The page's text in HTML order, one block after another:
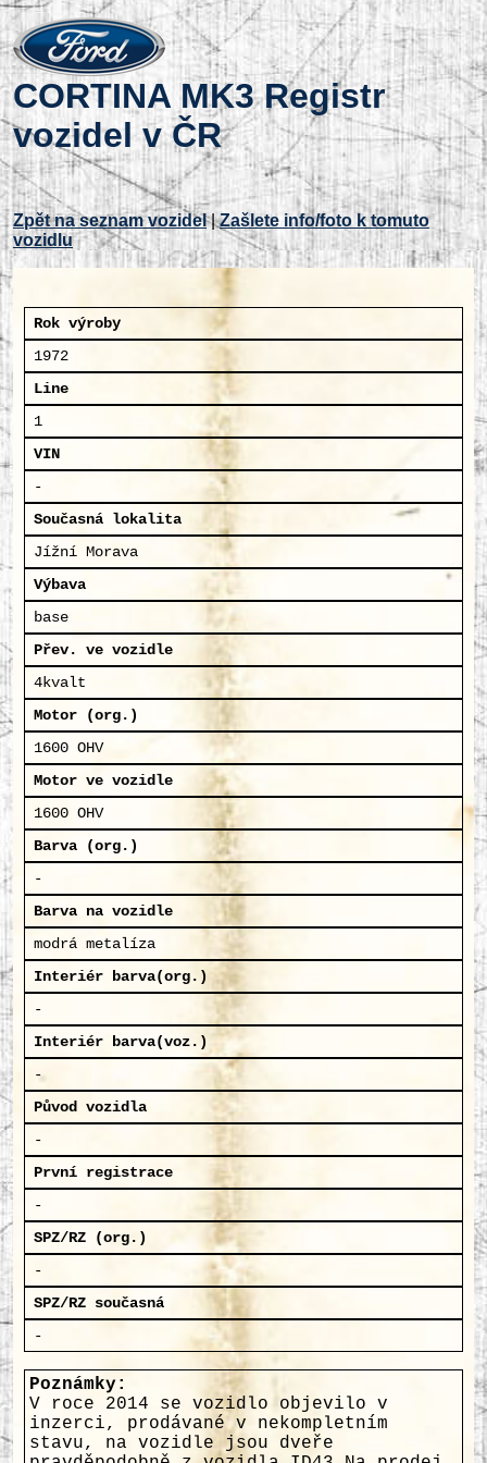
CORTINA MK3 Registr
vozidel v ČR
Zpět na seznam vozidel|Zašlete info/foto k tomuto
vozidlu
Rok výroby
1972
Line
1
VIN
-
Současná lokalita
Jížní Morava
Výbava
base
Přev. ve vozidle
4kvalt
Motor (org.)
1600 OHV
Motor ve vozidle
1600 OHV
Barva (org.)
-
Barva na vozidle
modrá metalíza
Interiér barva(org.)
-
Interiér barva(voz.)
-
Původ vozidla
-
První registrace
-
SPZ/RZ (org.)
-
SPZ/RZ současná
-
Poznámky:
V roce 2014 se vozidlo objevilo v
inzerci, prodávané v nekompletním
stavu, na vozidle jsou dveře